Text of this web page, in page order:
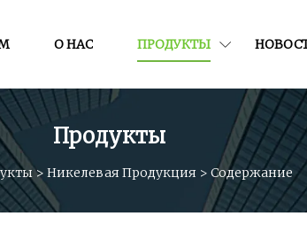
О НАС ПРОДУКТЫ
Продукты
> Никелевая Продукция > Содержание